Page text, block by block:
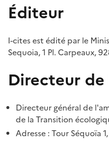
Éditeur
I-cites est édité par le
Sequoia, 1 Pl. Carpeaux,
Directeur
Directeur général de
de la Transition
Adresse : Tour Séquoïa